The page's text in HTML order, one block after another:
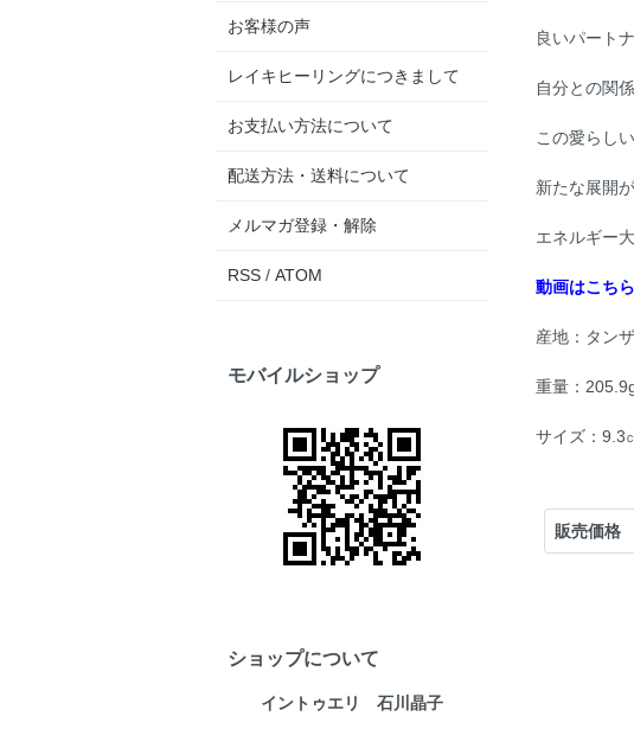
良いパート
自分との関
この愛らし
新たな展開
エネルギー
動画はこちら
産地：タン
重量：
サイズ：9.3
販売価格
お客様の声
レイキヒーリングにつきまして
お支払い方法について
配送方法・送料について
メルマガ登録・解除
RSS / ATOM
モバイルショップ
ショップについて
イントゥエリ 石川晶子